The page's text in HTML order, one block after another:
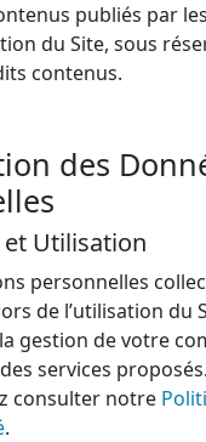
publiés par
du Site, sous
contenus.
des
et Utilisation
personnelles
de l’utilisation du
gestion de votre
services
consulter notre
.